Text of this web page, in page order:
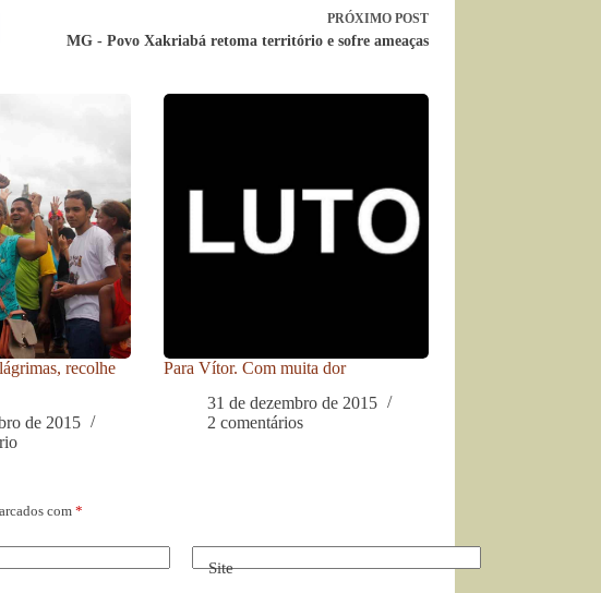
PRÓXIMO POST
MG - Povo Xakriabá retoma território e sofre ameaças
recolhe
de 2015
Para Vítor. Com muita dor
31 de dezembro de 2015
2 comentários
com *
Site